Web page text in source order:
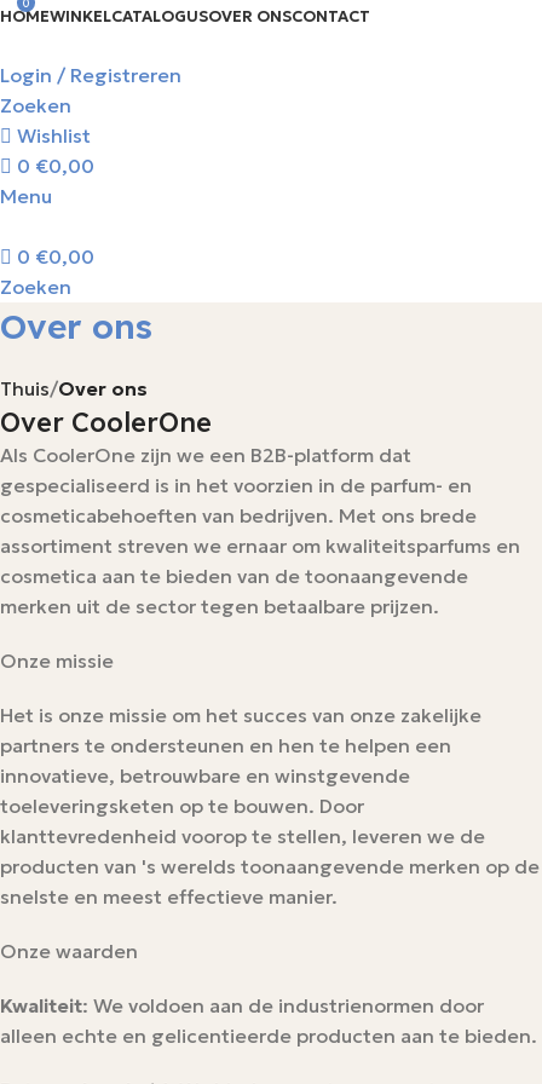
HOMEWINKELCATALOGUSOVER ONSCONTACT
Login / Registreren
Zoeken
Wishlist
0 €0,00
Menu
0 €0,00
Zoeken
Over ons
Thuis Over ons
Over CoolerOne
Als CoolerOne zijn we een B2B-platform dat
gespecialiseerd is in het voorzien in de parfum- en
cosmeticabehoeften van bedrijven. Met ons brede
assortiment streven we ernaar om kwaliteitsparfums en
cosmetica aan te bieden van de toonaangevende
merken uit de sector tegen betaalbare prijzen.
Onze missie
Het is onze missie om het succes van onze zakelijke
partners te ondersteunen en hen te helpen een
innovatieve, betrouwbare en winstgevende
toeleveringsketen op te bouwen. Door
klanttevredenheid voorop te stellen, leveren we de
producten van 's werelds toonaangevende merken op de
snelste en meest effectieve manier.
Onze waarden
Kwaliteit: We voldoen aan de industrienormen door
alleen echte en gelicentieerde producten aan te bieden.
0